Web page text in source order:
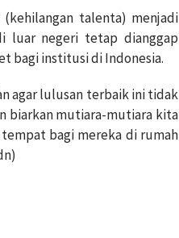
(kehilangan talenta) menjadi
luar negeri tetap dianggap
bagi institusi di Indonesia.
agar lulusan terbaik ini tidak
biarkan mutiara-mutiara kita
bagi mereka di rumah